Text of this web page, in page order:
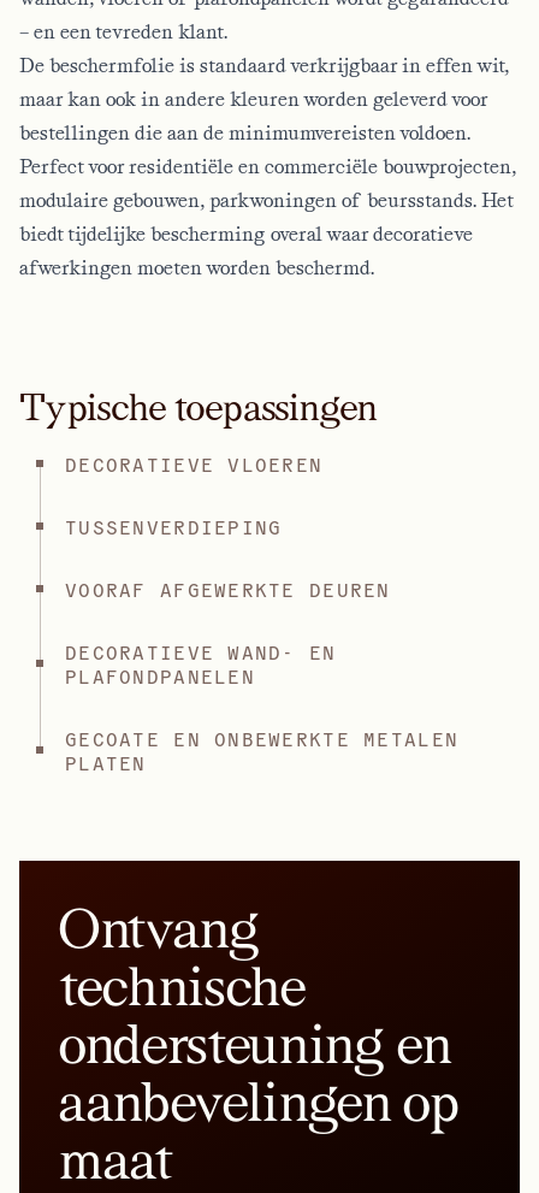
– en een tevreden klant.
De beschermfolie is standaard verkrijgbaar in effen wit,
maar kan ook in andere kleuren worden geleverd voor
bestellingen die aan de minimumvereisten voldoen.
Perfect voor residentiële en commerciële bouwprojecten,
modulaire gebouwen, parkwoningen of beursstands. Het
biedt tijdelijke bescherming overal waar decoratieve
afwerkingen moeten worden beschermd.
Typische toepassingen
DECORATIEVE VLOEREN
TUSSENVERDIEPING
VOORAF AFGEWERKTE DEUREN
DECORATIEVE WAND- EN
PLAFONDPANELEN
GECOATE EN ONBEWERKTE METALEN
PLATEN
Ontvang
technische
ondersteuning en
aanbevelingen op
maat